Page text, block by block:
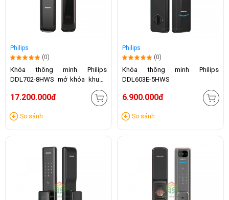
Philips
(0)
Khóa thông minh Philips
DDL702-8HWS mở khóa khuôn
17.200.000đ
So sánh
Philips
(0)
Khóa thông minh Philips
DDL603E-5HWS
6.900.000đ
So sánh